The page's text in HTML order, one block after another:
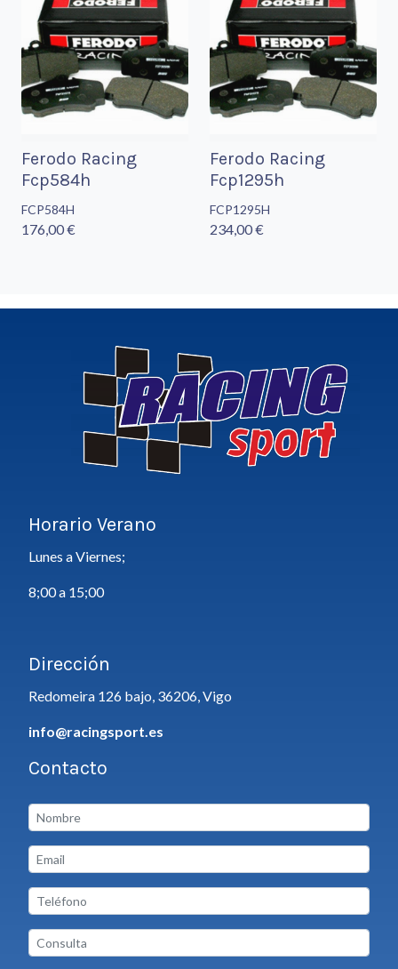
Ferodo Racing
Fcp584h
FCP584H
176,00 €
Ferodo Racing
Fcp1295h
FCP1295H
234,00 €
Horario Verano
Lunes a Viernes;
8;00 a 15;00
Dirección
Redomeira 126 bajo, 36206, Vigo
info@racingsport.es
Contacto